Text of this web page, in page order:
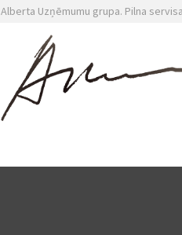
Alberta Uzņēmumu grupa. Pilna